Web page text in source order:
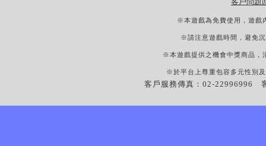
※本遊戲為免費使用，遊戲
※請注意遊戲時間，避免
※本遊戲提供之機會中獎商品，
※於平台上尊重包容多元性別
客戶服務傳真：02-22996996